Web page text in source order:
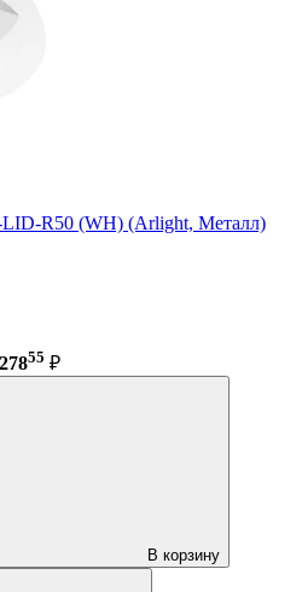
R50 (WH) (Arlight, Металл)
55 ₽
В корзину